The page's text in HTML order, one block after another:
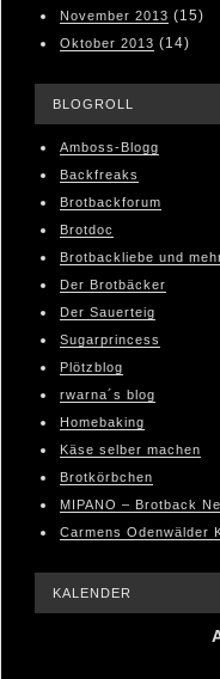
November 2013 (15)
Oktober 2013 (14)
BLOGROLL
Amboss-Blogg
Backfreaks
Brotbackforum
Brotdoc
Brotbackliebe und
Der Brotbäcker
Der Sauerteig
Sugarprincess
Plötzblog
rwarna´s blog
Homebaking
Käse selber machen
Brotkörbchen
MIPANO – Brotback
Carmens Odenwälder
KALENDER